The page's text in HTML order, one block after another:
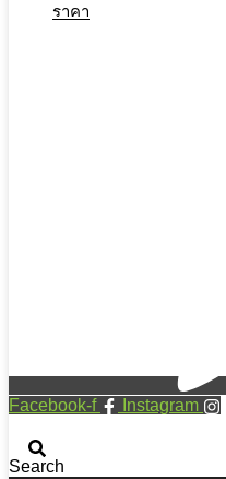
ราคา
Facebook-f Instagram
Search